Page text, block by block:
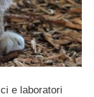
e laboratori